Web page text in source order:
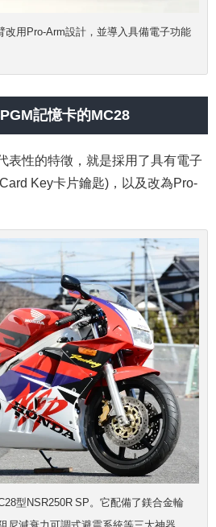
改用Pro-Arm設計，並導入具備電子功能
記憶卡的MC28
表性的特徵，就是採用了具有電子
Key卡片鑰匙)，以及改為Pro-
型NSR250R SP。它配備了鎂合金輪
尼減衰力可調式避震系統等三大神器。